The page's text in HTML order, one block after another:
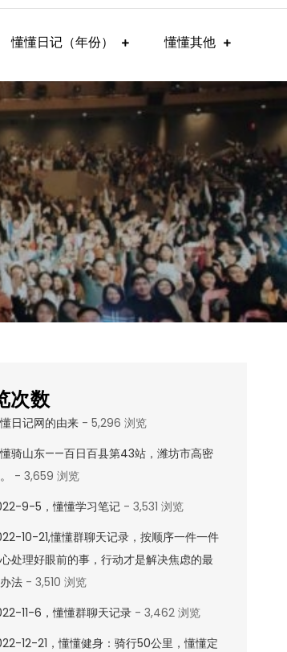
懂懂日记（年份） 懂懂其他
次数
日记网的由来- 5,296 浏览
骑山东——百日百县第43站，潍坊市高密
- 3,659 浏览
9-5，懂懂学习笔记- 3,531 浏览
10-21,懂懂群聊天记录，按顺序一件一件
处理好眼前的事，行动才是解决焦虑的最
法- 3,510 浏览
11-6，懂懂群聊天记录- 3,462 浏览
12-21，懂懂健身：骑行50公里，懂懂定